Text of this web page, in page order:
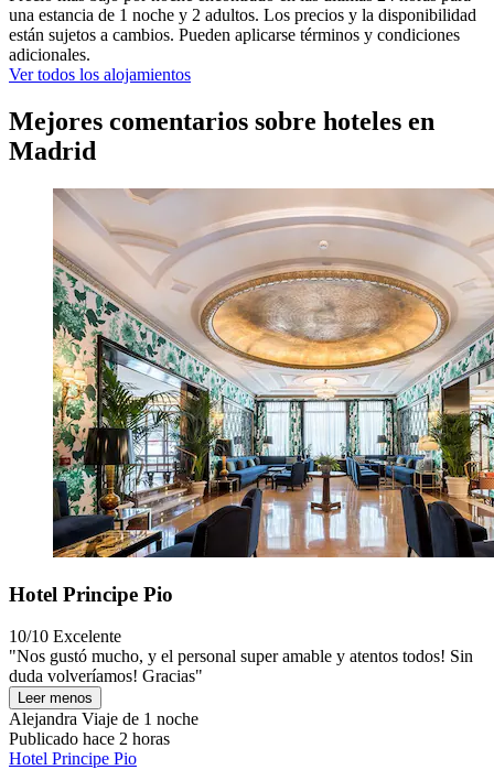
una estancia de 1 noche y 2 adultos. Los precios y la disponibilidad
están sujetos a cambios. Pueden aplicarse términos y condiciones
adicionales.
Ver todos los alojamientos
Mejores comentarios sobre hoteles en
Madrid
Hotel Principe Pio
10/10 Excelente
"Nos gustó mucho, y el personal super amable y atentos todos! Sin
duda volveríamos! Gracias"
Leer menos
Alejandra Viaje de 1 noche
Publicado hace 2 horas
Hotel Principe Pio